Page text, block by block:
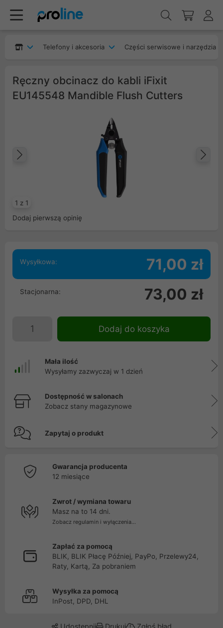
Telefony i akcesoria Części serwisowe i narzędzia
Ręczny obcinacz do kabli iFixit
EU145548 Mandible Flush Cutters
1 z 1
Dodaj pierwszą opinię
Wysyłkowa: 71,00 zł
Stacjonarna: 73,00 zł
Dodaj do koszyka
Mała ilość
Wysyłamy zazwyczaj w 1 dzień
Dostępność w salonach
Zobacz stany magazynowe
Zapytaj o produkt
Gwarancja producenta
12 miesiące
Zwrot / wymiana towaru
Masz na to 14 dni.
Zobacz regulamin i wyłączenia...
Zapłać za pomocą
BLIK, BLIK Płacę Później, PayPo, Przelewy24,
Raty, Kartą, Za pobraniem
Wysyłka za pomocą
InPost, DPD, DHL
Udostępnij Drukuj Zgłoś błąd